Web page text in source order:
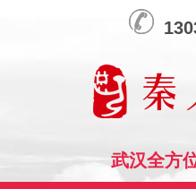
武汉全方